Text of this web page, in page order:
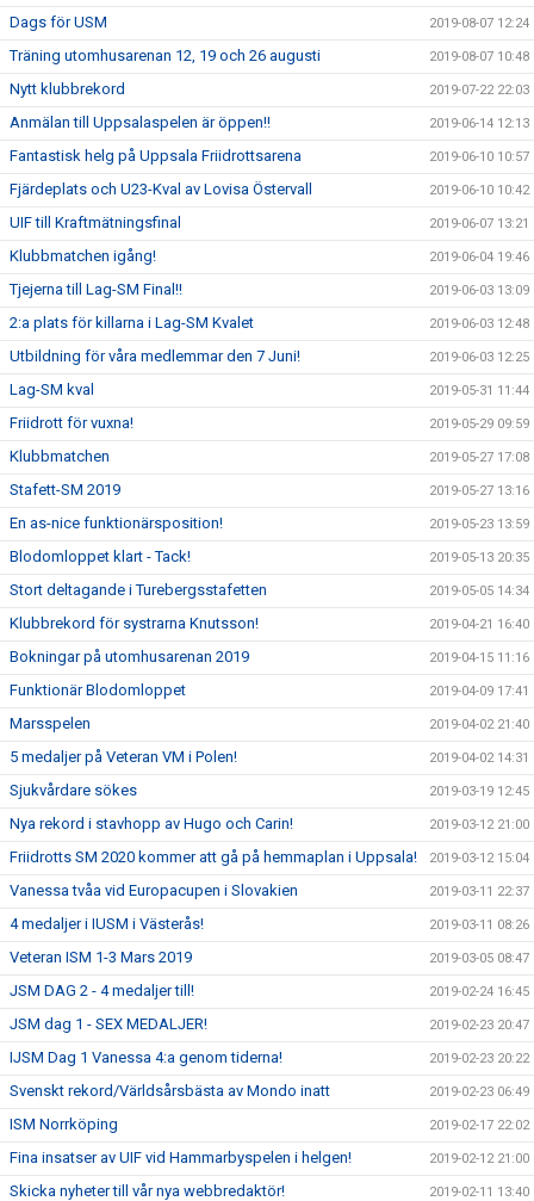
Dags för USM 2019-08-07 12:24
Träning utomhusarenan 12, 19 och 26 augusti 2019-08-07 10:48
Nytt klubbrekord 2019-07-22 22:03
Anmälan till Uppsalaspelen är öppen!! 2019-06-14 12:13
Fantastisk helg på Uppsala Friidrottsarena 2019-06-10 10:57
Fjärdeplats och U23-Kval av Lovisa Östervall 2019-06-10 10:42
UIF till Kraftmätningsfinal 2019-06-07 13:21
Klubbmatchen igång! 2019-06-04 19:46
Tjejerna till Lag-SM Final!! 2019-06-03 13:09
2:a plats för killarna i Lag-SM Kvalet 2019-06-03 12:48
Utbildning för våra medlemmar den 7 Juni! 2019-06-03 12:25
Lag-SM kval 2019-05-31 11:44
Friidrott för vuxna! 2019-05-29 09:59
Klubbmatchen 2019-05-27 17:08
Stafett-SM 2019 2019-05-27 13:16
En as-nice funktionärsposition! 2019-05-23 13:59
Blodomloppet klart - Tack! 2019-05-13 20:35
Stort deltagande i Turebergsstafetten 2019-05-05 14:34
Klubbrekord för systrarna Knutsson! 2019-04-21 16:40
Bokningar på utomhusarenan 2019 2019-04-15 11:16
Funktionär Blodomloppet 2019-04-09 17:41
Marsspelen 2019-04-02 21:40
5 medaljer på Veteran VM i Polen! 2019-04-02 14:31
Sjukvårdare sökes 2019-03-19 12:45
Nya rekord i stavhopp av Hugo och Carin! 2019-03-12 21:00
Friidrotts SM 2020 kommer att gå på hemmaplan i Uppsala! 2019-03-12 15:04
Vanessa tvåa vid Europacupen i Slovakien 2019-03-11 22:37
4 medaljer i IUSM i Västerås! 2019-03-11 08:26
Veteran ISM 1-3 Mars 2019 2019-03-05 08:47
JSM DAG 2 - 4 medaljer till! 2019-02-24 16:45
JSM dag 1 - SEX MEDALJER! 2019-02-23 20:47
IJSM Dag 1 Vanessa 4:a genom tiderna! 2019-02-23 20:22
Svenskt rekord/Världsårsbästa av Mondo inatt 2019-02-23 06:49
ISM Norrköping 2019-02-17 22:02
Fina insatser av UIF vid Hammarbyspelen i helgen! 2019-02-12 21:00
Skicka nyheter till vår nya webbredaktör! 2019-02-11 13:40